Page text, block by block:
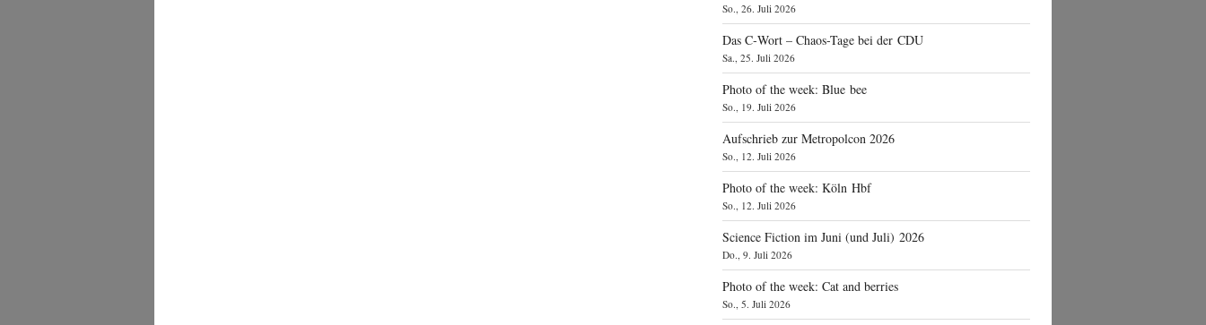
So., 26. Juli 2026
Das C‑Wort – Chaos-Tage bei der CDU
Sa., 25. Juli 2026
Photo of the week: Blue bee
So., 19. Juli 2026
Aufschrieb zur Metropolcon 2026
So., 12. Juli 2026
Photo of the week: Köln Hbf
So., 12. Juli 2026
Science Fiction im Juni (und Juli) 2026
Do., 9. Juli 2026
Photo of the week: Cat and berries
So., 5. Juli 2026